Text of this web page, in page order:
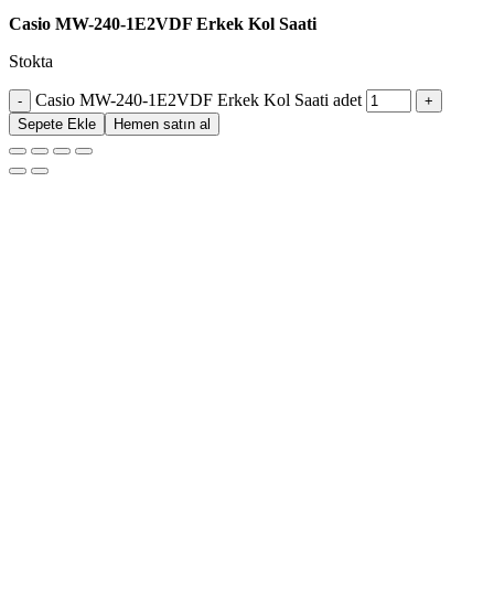
Casio MW-240-1E2VDF Erkek Kol Saati
Stokta
Casio MW-240-1E2VDF Erkek Kol Saati adet
Sepete Ekle Hemen satın al